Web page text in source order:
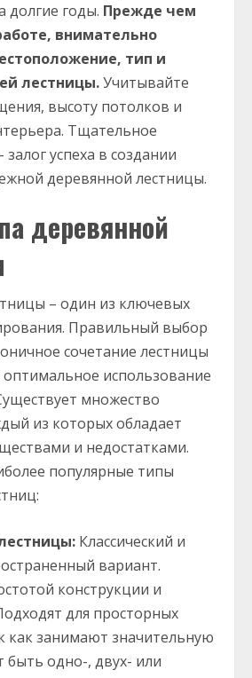
долгие годы. Прежде чем
внимательно
тип и
лестницы.Учитывайте
высоту потолков и
Тщательное
успеха в создании
деревянной лестницы.
деревянной
– один из ключевых
Правильный выбор
сочетание лестницы
использование
множество
из которых обладает
и недостатками.
популярные типы
Классический и
вариант.
конструкции и
для просторных
как занимают значительную
одно-, двух- или